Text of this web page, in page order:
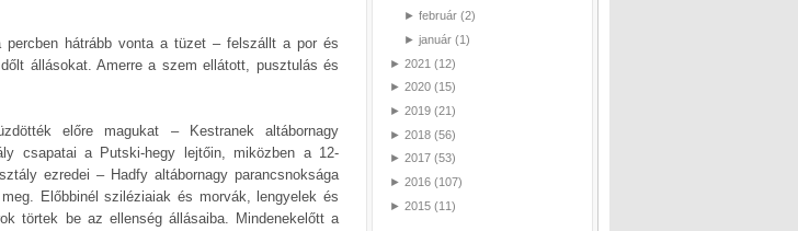
percben hátrább vonta a tüzet – felszállt a por és
állásokat. Amerre a szem ellátott, pusztulás és
előre magukat – Kestranek altábornagy
csapatai a Putski-hegy lejtőin, miközben a 12-
ezredei – Hadfy altábornagy parancsnoksága
Előbbinél sziléziaiak és morvák, lengyelek és
törtek be az ellenség állásaiba. Mindenekelőtt a
► február (2)
► január (1)
► 2021 (12)
► 2020 (15)
► 2019 (21)
► 2018 (56)
► 2017 (53)
► 2016 (107)
► 2015 (11)